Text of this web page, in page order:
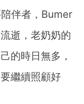
伴者，Bumer
逝，老奶奶的
的時日無多，
繼續照顧好